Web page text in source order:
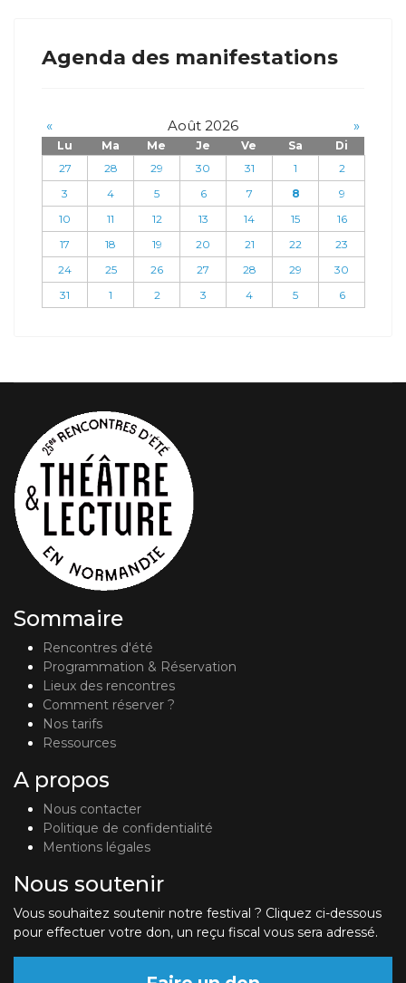
Agenda des manifestations
« Août 2026 »
Lu Ma Me Je Ve Sa
Di
27
28 29 30 31 1
2
3
4 5 6 7 8
9
10
11 12 13 14 15
16
17
18 19 20 21 22
23
24
25 26 27 28 29
30
31
1 2 3 4 5 6
Sommaire
Rencontres d'été
Programmation & Réservation
Lieux des rencontres
Comment réserver ?
Nos tarifs
Ressources
A propos
Nous contacter
Politique de confidentialité
Mentions légales
Nous soutenir
Vous souhaitez soutenir notre festival ? Cliquez ci-dessous
pour effectuer votre don, un reçu fiscal vous sera adressé.